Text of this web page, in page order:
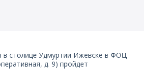
в столице Удмуртии Ижевске в ФОЦ
д. 9) пройдет